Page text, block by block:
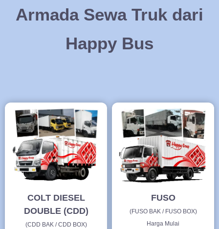
Armada Sewa Truk dari
Happy Bus
COLT DIESEL
DOUBLE (CDD)
(CDD BAK / CDD BOX)
FUSO
(FUSO BAK / FUSO BOX)
Harga Mulai